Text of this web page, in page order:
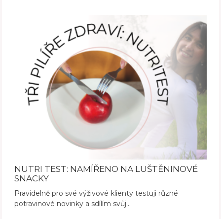
NUTRI TEST: NAMÍŘENO NA LUŠTĚNINOVÉ
SNACKY
Pravidelně pro své výživové klienty testuji různé
potravinové novinky a sdílím svůj…